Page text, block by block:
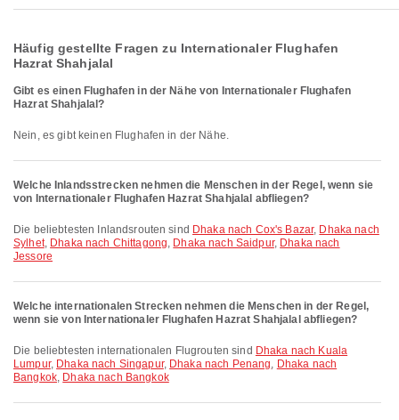
Häufig gestellte Fragen zu Internationaler Flughafen
Hazrat Shahjalal
Gibt es einen Flughafen in der Nähe von Internationaler Flughafen
Hazrat Shahjalal?
Nein, es gibt keinen Flughafen in der Nähe.
Welche Inlandsstrecken nehmen die Menschen in der Regel, wenn sie
von Internationaler Flughafen Hazrat Shahjalal abfliegen?
Die beliebtesten Inlandsrouten sind Dhaka nach Cox's Bazar, Dhaka nach
Sylhet, Dhaka nach Chittagong, Dhaka nach Saidpur, Dhaka nach
Jessore
Welche internationalen Strecken nehmen die Menschen in der Regel,
wenn sie von Internationaler Flughafen Hazrat Shahjalal abfliegen?
Die beliebtesten internationalen Flugrouten sind Dhaka nach Kuala
Lumpur, Dhaka nach Singapur, Dhaka nach Penang, Dhaka nach
Bangkok, Dhaka nach Bangkok